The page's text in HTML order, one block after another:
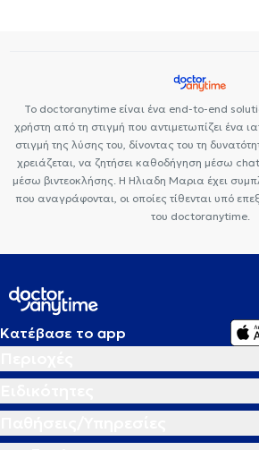
Το doctoranytime είναι ένα end-to-end
χρήστη από τη στιγμή που αντιμετωπίζει ένα
στιγμή της λύσης του, δίνοντας του τη
χρειάζεται, να ζητήσει καθοδήγηση μέσω chat
μέσω βιντεοκλήσης. Η Ηλιαδη Μαρια έχει
που αναγράφονται, οι οποίες τίθενται υπό
του doctoranytime.
Κατέβασε το app